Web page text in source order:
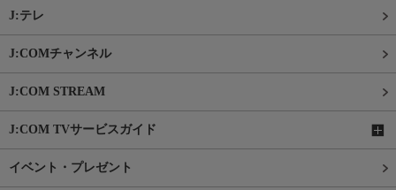
J:テレ
J:COMチャンネル
J:COM STREAM
J:COM TVサービスガイド
イベント・プレゼント